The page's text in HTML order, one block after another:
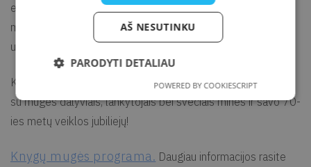
erdvėje „Hofas“. Užsienyje ir Lietuvoje kuriantys rašytojai,
muzikantai, menininkai pasidalins su KKM lankytojais savo
unikaliu požiūriu į kūrybą bei pasaulį.
Klaipėdos apskrities viešoji I. Simonaitytės biblioteka kartu
su mugės dalyviais, lankytojais bei svečiais minės ir savo 70-
ies metų veiklos jubiliejų!
Knygų mugės programa. Daugiau informacijos rasite
AŠ NESUTINKU
PARODYTI DETALIAU
POWERED BY COOKIESCRIPT